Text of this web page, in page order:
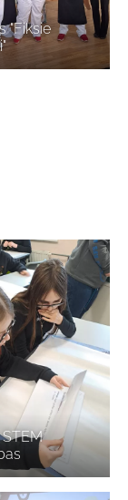
"Fiksie
STEM